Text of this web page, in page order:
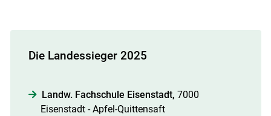
Die Landessieger 2025
Landw. Fachschule Eisenstadt, 7000
Eisenstadt - Apfel-Quittensaft